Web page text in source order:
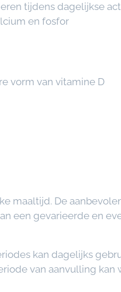
tijdens dagelijkse
en fosfor
vorm van vitamine D
maaltijd. De
een gevarieerde en
kan dagelijks
van aanvulling